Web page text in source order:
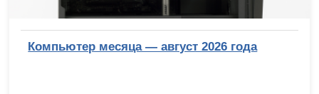
Компьютер месяца — август 2026 года